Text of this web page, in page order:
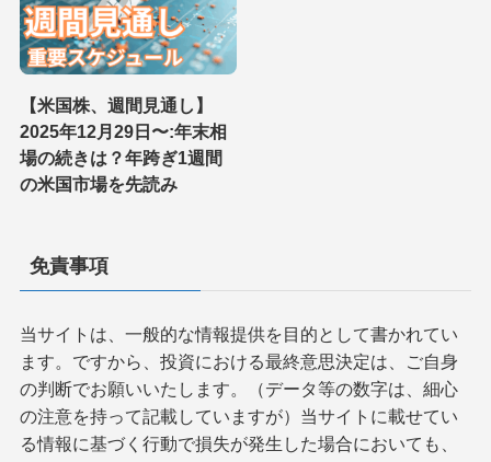
【米国株、週間見通し】
2025年12月29日〜:年末相
場の続きは？年跨ぎ1週間
の米国市場を先読み
免責事項
当サイトは、一般的な情報提供を目的として書かれてい
ます。ですから、投資における最終意思決定は、ご自身
の判断でお願いいたします。（データ等の数字は、細心
の注意を持って記載していますが）当サイトに載せてい
る情報に基づく行動で損失が発生した場合においても、